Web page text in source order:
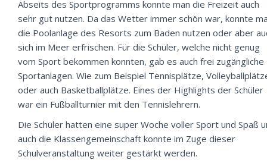
Abseits des Sportprogramms konnte man die Freizeit auch
sehr gut nutzen. Da das Wetter immer schön war, konnte
die Poolanlage des Resorts zum Baden nutzen oder aber
sich im Meer erfrischen. Für die Schüler, welche nicht genug
vom Sport bekommen konnten, gab es auch frei zugängliche
Sportanlagen. Wie zum Beispiel Tennisplätze,
oder auch Basketballplätze. Eines der Highlights der Schüler
war ein Fußballturnier mit den Tennislehrern.
Die Schüler hatten eine super Woche voller Sport und Spaß
auch die Klassengemeinschaft konnte im Zuge dieser
Schulveranstaltung weiter gestärkt werden.